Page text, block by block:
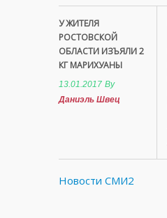
У ЖИТЕЛЯ
РОСТОВСКОЙ
ОБЛАСТИ ИЗЪЯЛИ 2
КГ МАРИХУАНЫ
13.01.2017 By
Даниэль Швец
Новости СМИ2